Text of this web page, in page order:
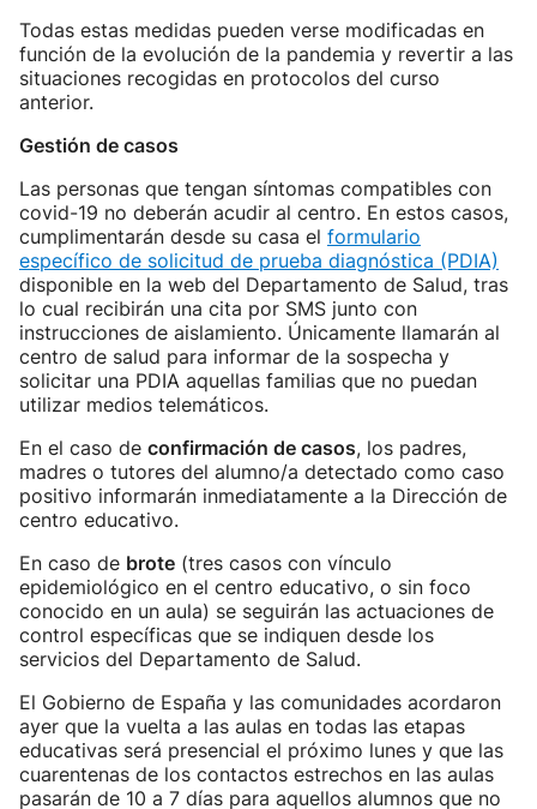
Todas estas medidas pueden verse modificadas en
función de la evolución de la pandemia y revertir a las
situaciones recogidas en protocolos del curso
anterior.
Gestión de casos
Las personas que tengan síntomas compatibles con
covid-19 no deberán acudir al centro. En estos casos,
cumplimentarán desde su casa el formulario
específico de solicitud de prueba diagnóstica (PDIA)
disponible en la web del Departamento de Salud, tras
lo cual recibirán una cita por SMS junto con
instrucciones de aislamiento. Únicamente llamarán al
centro de salud para informar de la sospecha y
solicitar una PDIA aquellas familias que no puedan
utilizar medios telemáticos.
En el caso de confirmación de casos, los padres,
madres o tutores del alumno/a detectado como caso
positivo informarán inmediatamente a la Dirección de
centro educativo.
En caso de brote (tres casos con vínculo
epidemiológico en el centro educativo, o sin foco
conocido en un aula) se seguirán las actuaciones de
control específicas que se indiquen desde los
servicios del Departamento de Salud.
El Gobierno de España y las comunidades acordaron
ayer que la vuelta a las aulas en todas las etapas
educativas será presencial el próximo lunes y que las
cuarentenas de los contactos estrechos en las aulas
pasarán de 10 a 7 días para aquellos alumnos que no